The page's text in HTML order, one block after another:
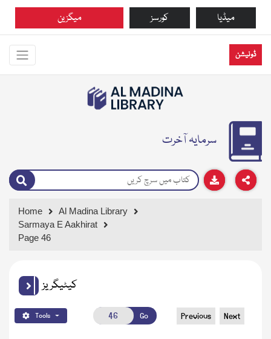
میگزین کورسز میڈیا
ڈونیشن
سرمایہ آخرت
Home
Al Madina Library
Sarmaya E Aakhirat
Page 46
کیٹیگریز
Tools Go Previous Next